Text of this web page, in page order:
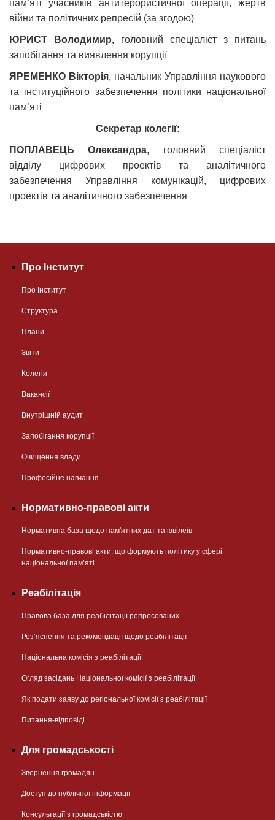
пам’яті учасників антитерористичної операції, жертв
війни та політичних репресій (за згодою)
ЮРИСТ Володимир, головний спеціаліст з питань
запобігання та виявлення корупції
ЯРЕМЕНКО Вікторія, начальник Управління наукового
та інституційного забезпечення політики національної
пам’яті
Секретар колегії:
ПОПЛАВЕЦЬ Олександра, головний спеціаліст
відділу цифрових проектів та аналітичного
забезпечення Управління комунікацій, цифрових
проектів та аналітичного забезпечення
Про Інститут
Про Інститут
Структура
Плани
Звіти
Колегія
Вакансії
Внутрішній аудит
Запобігання корупції
Очищення влади
Професійне навчання
Нормативно-правові акти
Нормативна база щодо пам'ятних дат та ювілеїв
Нормативно-правові акти, що формують політику у сфері
національної памʼяті
Реабілітація
Правова база для реабілітації репресованих
Розʼяснення та рекомендації щодо реабілітації
Національна комісія з реабілітації
Огляд засідань Національної комісії з реабілітації
Як подати заяву до регіональної комісії з реабілітації
Питання-відповіді
Для громадськості
Звернення громадян
Доступ до публічної інформації
Консультації з громадськістю